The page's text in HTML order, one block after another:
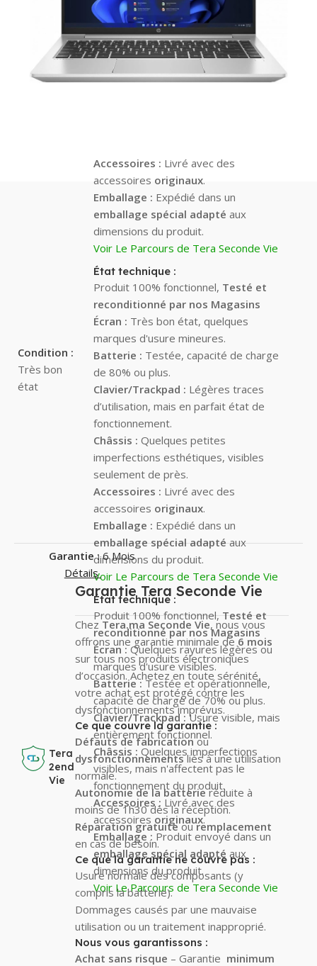
Condition :
Très bon
état
reconditionné par nos Magasins
Écran: Parfait état, sans aucune
marque d’usure.
Batterie:testée et opérationnelle
capacité de charge d’au moins 90%
Accessoires : Livré avec des
accessoires originaux.
Emballage : Expédié dans un
emballage spécial adapté aux
dimensions du produit.
Voir Le Parcours de Tera Seconde Vie
État technique :
Produit 100% fonctionnel, Testé et
reconditionné par nos Magasins
Écran : Très bon état, quelques
marques d'usure mineures.
Batterie : Testée, capacité de charge
de 80% ou plus.
Clavier/Trackpad : Légères traces
d’utilisation, mais en parfait état de
fonctionnement.
Châssis : Quelques petites
imperfections esthétiques, visibles
seulement de près.
Accessoires : Livré avec des
accessoires originaux.
Emballage : Expédié dans un
emballage spécial adaptéaux
dimensions du produit.
Voir Le Parcours de Tera Seconde Vie
État technique :
Produit 100% fonctionnel,Testé et
reconditionné par nos Magasins
Écran :Quelques rayures légères ou
marques d'usure visibles.
Batterie :Testée et opérationnelle,
capacité de charge de 70% ou plus.
Clavier/Trackpad :Usure visible, mais
entièrement fonctionnel.
Châssis : Quelques imperfections
visibles, mais n'affectent pas le
fonctionnement du produit.
Accessoires : Livré avec des
accessoires originaux.
Emballage : Produit envoyé dans un
emballage spécial adapté aux
dimensions du produit.
Voir Le Parcours de Tera Seconde Vie
Garantie :6 Mois
Tera
2end
Vie
Détails
Garantie Tera Seconde Vie
ChezTera.ma Seconde Vie, nous vous
offrons une garantie minimale de6 mois
sur tous nos produits électroniques
d’occasion. Achetez en toute sérénité,
votre achat est protégé contre les
dysfonctionnements imprévus.
Ce que couvre la garantie :
Défauts de fabricationou
dysfonctionnementsliés à une utilisation
normale.
Autonomie de la batterieréduite à
moins de 1h30 dès la réception.
Réparation gratuiteouremplacement
en cas de besoin.
Ce que la garantie ne couvre pas :
Usure normale des composants (y
compris la batterie).
Dommages causés par une mauvaise
utilisation ou un traitement inapproprié.
Nous vous garantissons :
Achat sans risque – Garantie minimum